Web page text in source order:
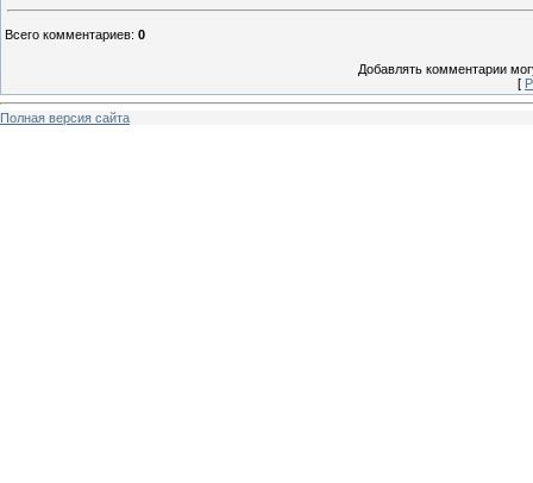
Всего комментариев: 0
Добавлять комментарии
[
Полная версия сайта